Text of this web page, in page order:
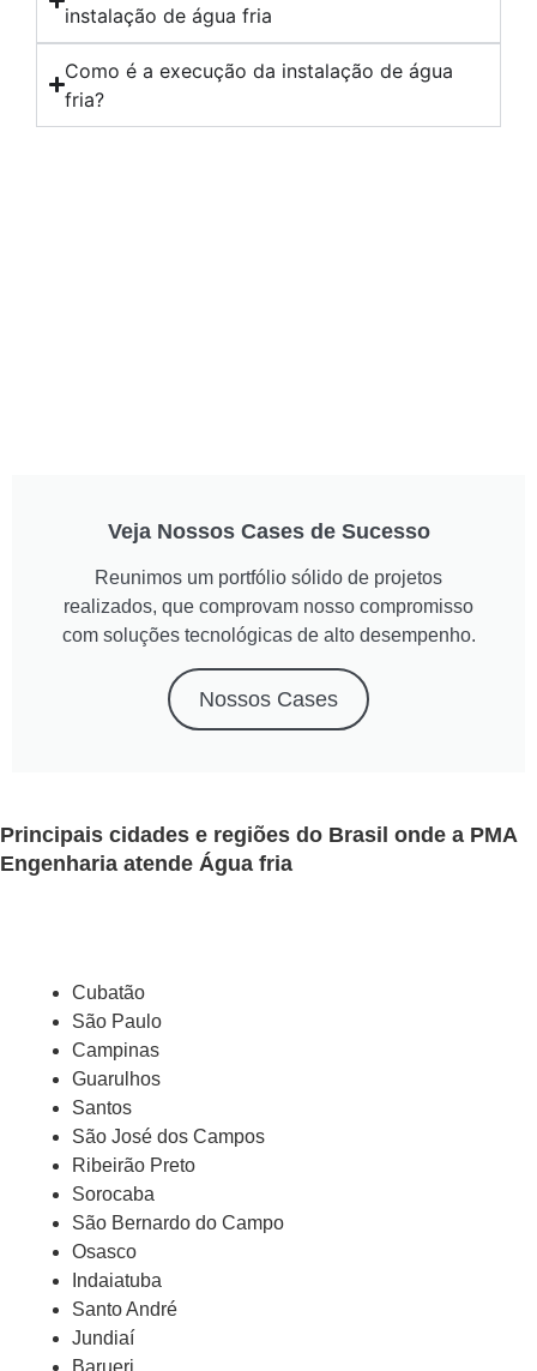
instalação de água fria
Como é a execução da instalação de água
fria?
Veja Nossos Cases de Sucesso
Reunimos um portfólio sólido de projetos
realizados, que comprovam nosso compromisso
com soluções tecnológicas de alto desempenho.
Nossos Cases
Principais cidades e regiões do Brasil onde a PMA
Engenharia atende Água fria
Cubatão
São Paulo
Campinas
Guarulhos
Santos
São José dos Campos
Ribeirão Preto
Sorocaba
São Bernardo do Campo
Osasco
Indaiatuba
Santo André
Jundiaí
Barueri